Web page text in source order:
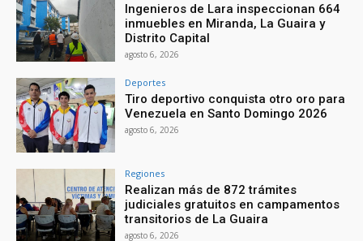
Ingenieros de Lara inspeccionan 664
inmuebles en Miranda, La Guaira y
Distrito Capital
agosto 6, 2026
Deportes
Tiro deportivo conquista otro oro para
Venezuela en Santo Domingo 2026
agosto 6, 2026
Regiones
Realizan más de 872 trámites
judiciales gratuitos en campamentos
transitorios de La Guaira
agosto 6, 2026